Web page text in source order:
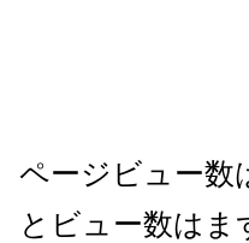
ページビュー数
とビュー数は